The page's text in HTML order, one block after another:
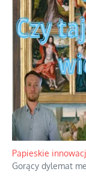
Kamienie i
Gorzka analityka